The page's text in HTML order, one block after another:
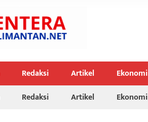
Redaksi Artikel Ekonomi
Redaksi Artikel Ekonomi